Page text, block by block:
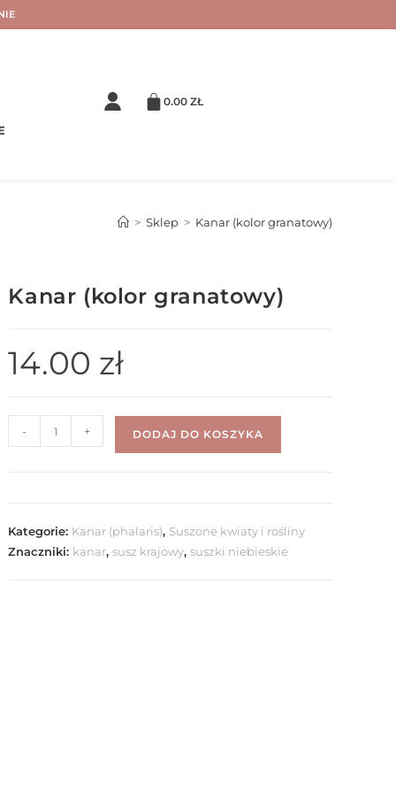
0.00ZŁ
> Sklep > Kanar (kolor granatowy)
Kanar (kolor granatowy)
14.00 zł
- + DODAJ DO KOSZYKA
Kategorie: Kanar (phalaris), Suszone kwiaty i rośliny
Znaczniki: kanar,susz krajowy,suszki niebieskie